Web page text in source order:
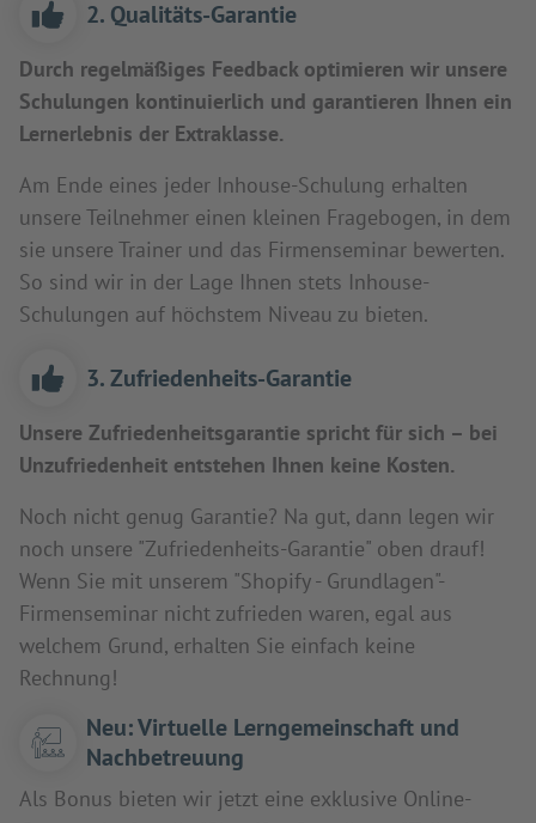
2. Qualitäts-Garantie
Durch regelmäßiges Feedback optimieren wir unsere
Schulungen kontinuierlich und garantieren Ihnen ein
Lernerlebnis der Extraklasse.
Am Ende eines jeder Inhouse-Schulung erhalten
unsere Teilnehmer einen kleinen Fragebogen, in dem
sie unsere Trainer und das Firmenseminar bewerten.
So sind wir in der Lage Ihnen stets Inhouse-
Schulungen auf höchstem Niveau zu bieten.
3. Zufriedenheits-Garantie
Unsere Zufriedenheitsgarantie spricht für sich – bei
Unzufriedenheit entstehen Ihnen keine Kosten.
Noch nicht genug Garantie? Na gut, dann legen wir
noch unsere "Zufriedenheits-Garantie" oben drauf!
Wenn Sie mit unserem "Shopify - Grundlagen"-
Firmenseminar nicht zufrieden waren, egal aus
welchem Grund, erhalten Sie einfach keine
Rechnung!
Neu: Virtuelle Lerngemeinschaft und
Nachbetreuung
Als Bonus bieten wir jetzt eine exklusive Online-